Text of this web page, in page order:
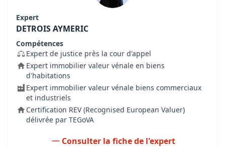
Expert
DETROIS AYMERIC
Compétences
Expert de justice près la cour d'appel
Expert immobilier valeur vénale en biens
d'habitations
Expert immobilier valeur vénale biens commerciaux
et industriels
Certification REV (Recognised European Valuer)
délivrée par TEGoVA
Consulter la fiche de l'expert